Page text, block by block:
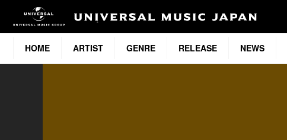
HOME ARTIST GENRE RELEASE NEWS